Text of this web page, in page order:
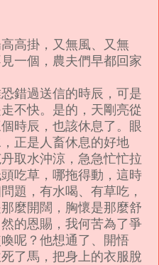
高掛，又無風、又無
一個，農夫們早都回家
錯過送信的時辰，可是
不快。是的，天剛亮從
時辰，也該休息了。眼
正是人畜休息的好地
取水沖涼，急急忙忙拉
吃草，哪拖得動，這時
題，有水喝、有草吃，
麼開闊，胸懷是那麼舒
的恩賜，我何苦為了爭
呢？他想通了、開悟
了馬，把身上的衣服脫